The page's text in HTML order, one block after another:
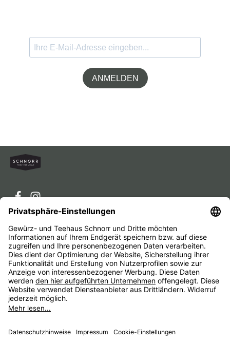
ANMELDEN
Service-Hotline
Service
Unternehmen
Alle Preise inkl. gesetzl. Mehrwertsteuer zzgl.
anders angegeben.